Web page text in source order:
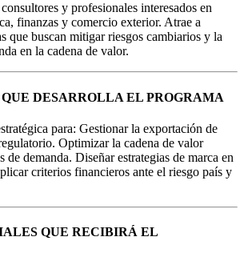
y profesionales interesados en
finanzas y comercio exterior. Atrae a
que buscan mitigar riesgos cambiarios y la
en la cadena de valor.
DESARROLLA EL PROGRAMA
para: Gestionar la exportación de
Optimizar la cadena de valor
de demanda. Diseñar estrategias de marca en
criterios financieros ante el riesgo país y
QUE RECIBIRÁ EL